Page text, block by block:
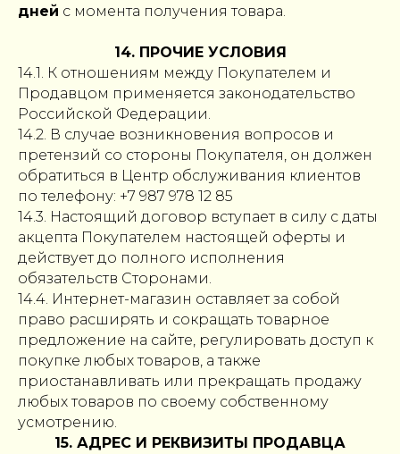
дней с момента получения товара.
14. ПРОЧИЕ УСЛОВИЯ
14.1. К отношениям между Покупателем и
Продавцом применяется законодательство
Российской Федерации.
14.2. В случае возникновения вопросов и
претензий со стороны Покупателя, он должен
обратиться в Центр обслуживания клиентов
по телефону: +7 987 978 12 85
14.3. Настоящий договор вступает в силу с даты
акцепта Покупателем настоящей оферты и
действует до полного исполнения
обязательств Сторонами.
14.4. Интернет-магазин оставляет за собой
право расширять и сокращать товарное
предложение на сайте, регулировать доступ к
покупке любых товаров, а также
приостанавливать или прекращать продажу
любых товаров по своему собственному
усмотрению.
15. АДРЕС И РЕКВИЗИТЫ ПРОДАВЦА